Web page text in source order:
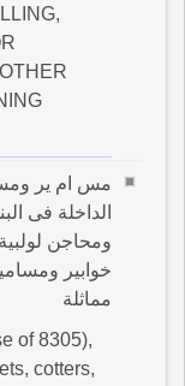
مس ام ير
ومحاجن
خوابير
مماثلة
of 8305),
cotters,